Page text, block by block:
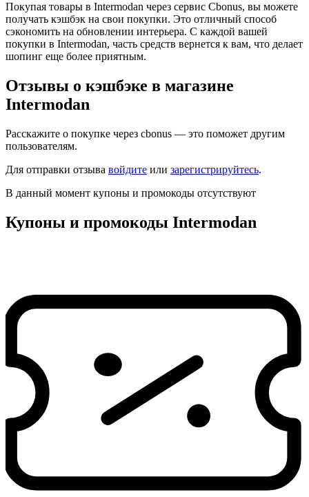
Покупая товары в Intermodan через сервис Cbonus, вы можете
получать кэшбэк на свои покупки. Это отличный способ
сэкономить на обновлении интерьера. С каждой вашей
покупки в Intermodan, часть средств вернется к вам, что делает
шопинг еще более приятным.
Отзывы о кэшбэке в магазине
Intermodan
Расскажите о покупке через cbonus — это поможет другим
пользователям.
Для отправки отзыва войдите или зарегистрируйтесь.
В данный момент купоны и промокоды отсутствуют
Купоны и промокоды Intermodan